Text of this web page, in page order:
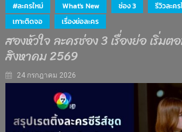
#ละครใหม่ What's New ช่อง 3 รีวิวละค
เกาะติดจอ
เรื่องย่อละคร
สองหัวใจ ละครช่อง 3 เรื่องย่อ เริ่มต
สิงหาคม 2569
24 กรกฎาคม 2026